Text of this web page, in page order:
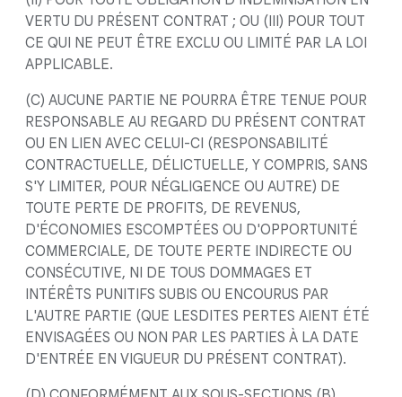
VERTU DU PRÉSENT CONTRAT ; OU (III) POUR TOUT
CE QUI NE PEUT ÊTRE EXCLU OU LIMITÉ PAR LA LOI
APPLICABLE.
(C) AUCUNE PARTIE NE POURRA ÊTRE TENUE POUR
RESPONSABLE AU REGARD DU PRÉSENT CONTRAT
OU EN LIEN AVEC CELUI-CI (RESPONSABILITÉ
CONTRACTUELLE, DÉLICTUELLE, Y COMPRIS, SANS
S'Y LIMITER, POUR NÉGLIGENCE OU AUTRE) DE
TOUTE PERTE DE PROFITS, DE REVENUS,
D'ÉCONOMIES ESCOMPTÉES OU D'OPPORTUNITÉ
COMMERCIALE, DE TOUTE PERTE INDIRECTE OU
CONSÉCUTIVE, NI DE TOUS DOMMAGES ET
INTÉRÊTS PUNITIFS SUBIS OU ENCOURUS PAR
L'AUTRE PARTIE (QUE LESDITES PERTES AIENT ÉTÉ
ENVISAGÉES OU NON PAR LES PARTIES À LA DATE
D'ENTRÉE EN VIGUEUR DU PRÉSENT CONTRAT).